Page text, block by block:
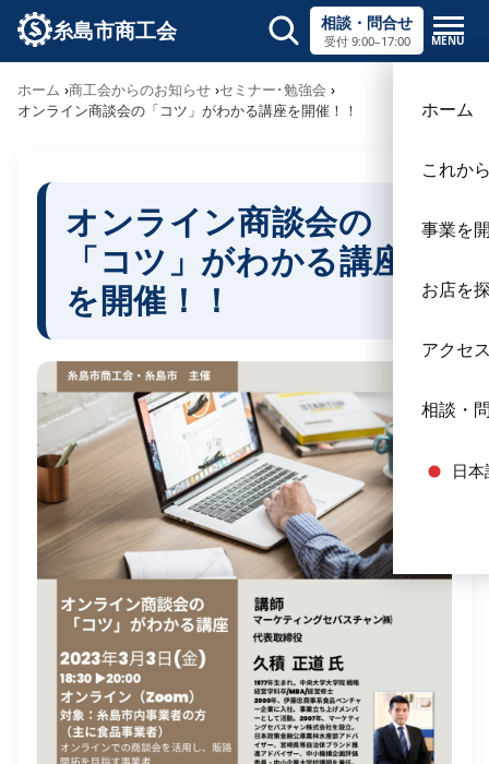
糸島市商工会 相談・問合せ
受付 9:00–17:00 MENU
サイト内検索
ホーム
これか
事業を
お店を
アクセ
相談・
日
ホーム 商工会からのお知らせ セミナー･勉強会
オンライン商談会の「コツ」がわかる講座を開催！！
オンライン商談会の
「コツ」がわかる講座
を開催！！